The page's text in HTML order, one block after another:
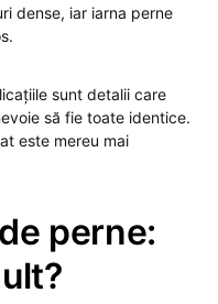
dense, iar iarna perne
sunt detalii care
să fie toate identice.
este mereu mai
perne: